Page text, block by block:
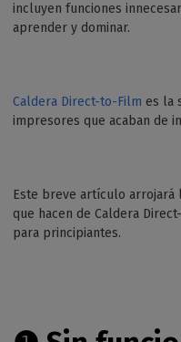
incluyen funciones
aprender y dominar.
Caldera Direct-to-Film es la
impresores que acaban de
Este breve artículo arrojará
que hacen de Caldera
para principiantes.